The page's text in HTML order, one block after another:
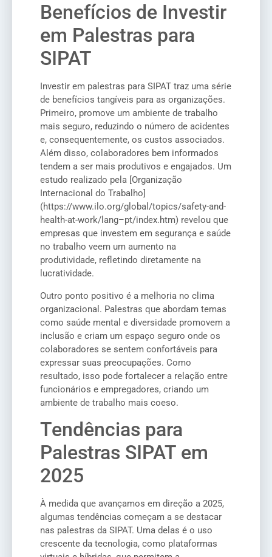
Benefícios de Investir
em Palestras para
SIPAT
Investir em palestras para SIPAT traz uma série
de benefícios tangíveis para as organizações.
Primeiro, promove um ambiente de trabalho
mais seguro, reduzindo o número de acidentes
e, consequentemente, os custos associados.
Além disso, colaboradores bem informados
tendem a ser mais produtivos e engajados. Um
estudo realizado pela [Organização
Internacional do Trabalho]
(https://www.ilo.org/global/topics/safety-and-
health-at-work/lang–pt/index.htm) revelou que
empresas que investem em segurança e saúde
no trabalho veem um aumento na
produtividade, refletindo diretamente na
lucratividade.
Outro ponto positivo é a melhoria no clima
organizacional. Palestras que abordam temas
como saúde mental e diversidade promovem a
inclusão e criam um espaço seguro onde os
colaboradores se sentem confortáveis para
expressar suas preocupações. Como
resultado, isso pode fortalecer a relação entre
funcionários e empregadores, criando um
ambiente de trabalho mais coeso.
Tendências para
Palestras SIPAT em
2025
À medida que avançamos em direção a 2025,
algumas tendências começam a se destacar
nas palestras da SIPAT. Uma delas é o uso
crescente da tecnologia, como plataformas